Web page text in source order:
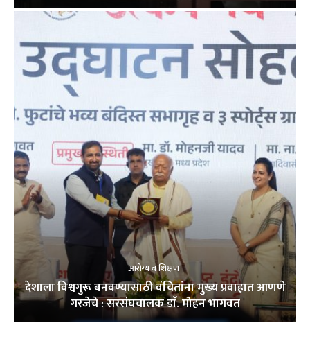
आरोग्य व शिक्षण
देशाला विश्वगुरू बनवण्यासाठी वंचितांना मुख्य प्रवाहात आणणे
गरजेचे : सरसंघचालक डाॅ. मोहन भागवत